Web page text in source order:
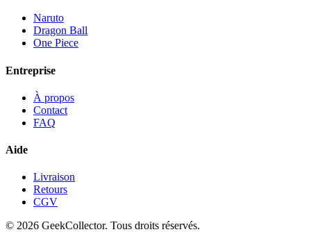
Naruto
Dragon Ball
One Piece
Entreprise
À propos
Contact
FAQ
Aide
Livraison
Retours
CGV
© 2026 GeekCollector. Tous droits réservés.